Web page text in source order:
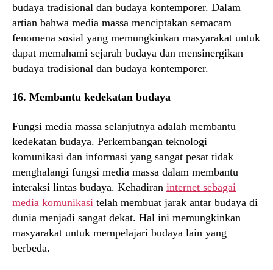
budaya tradisional dan budaya kontemporer. Dalam
artian bahwa media massa menciptakan semacam
fenomena sosial yang memungkinkan masyarakat untuk
dapat memahami sejarah budaya dan mensinergikan
budaya tradisional dan budaya kontemporer.
16. Membantu kedekatan budaya
Fungsi media massa selanjutnya adalah membantu
kedekatan budaya. Perkembangan teknologi
komunikasi dan informasi yang sangat pesat tidak
menghalangi fungsi media massa dalam membantu
interaksi lintas budaya. Kehadiran internet sebagai
media komunikasi telah membuat jarak antar budaya di
dunia menjadi sangat dekat. Hal ini memungkinkan
masyarakat untuk mempelajari budaya lain yang
berbeda.